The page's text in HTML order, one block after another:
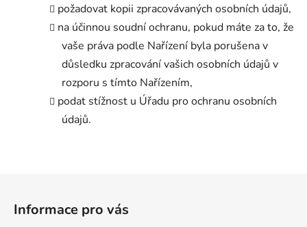
požadovat kopii zpracovávaných osobních údajů,
na účinnou soudní ochranu, pokud máte za to, že
vaše práva podle Nařízení byla porušena v
důsledku zpracování vašich osobních údajů v
rozporu s tímto Nařízením,
podat stížnost u Úřadu pro ochranu osobních
údajů.
Informace pro vás